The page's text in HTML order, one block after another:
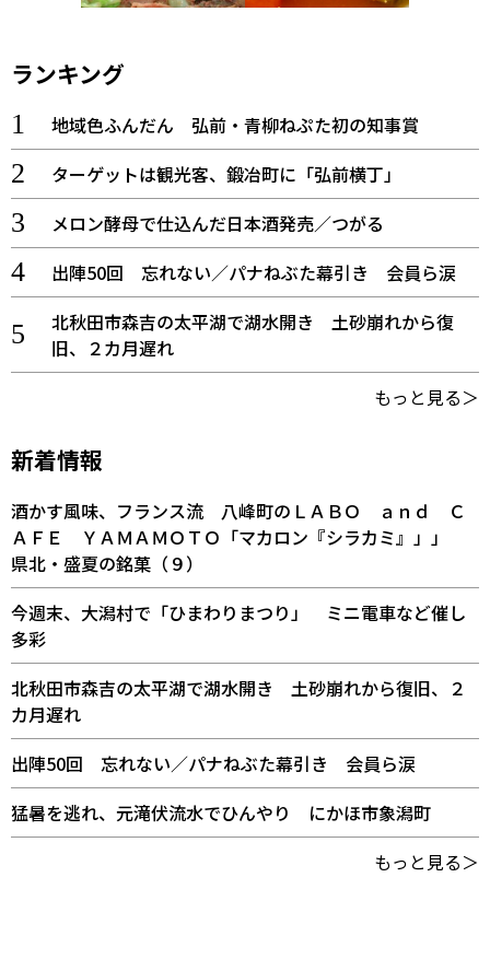
ランキング
地域色ふんだん 弘前・青柳ねぷた初の知事賞
ターゲットは観光客、鍛冶町に「弘前横丁」
メロン酵母で仕込んだ日本酒発売／つがる
出陣50回 忘れない／パナねぶた幕引き 会員ら涙
北秋田市森吉の太平湖で湖水開き 土砂崩れから復
旧、２カ月遅れ
もっと見る＞
新着情報
酒かす風味、フランス流 八峰町のＬＡＢＯ ａｎｄ Ｃ
ＡＦＥ ＹＡＭＡＭＯＴＯ「マカロン『シラカミ』」」
県北・盛夏の銘菓（９）
今週末、大潟村で「ひまわりまつり」 ミニ電車など催し
多彩
北秋田市森吉の太平湖で湖水開き 土砂崩れから復旧、２
カ月遅れ
出陣50回 忘れない／パナねぶた幕引き 会員ら涙
猛暑を逃れ、元滝伏流水でひんやり にかほ市象潟町
もっと見る＞